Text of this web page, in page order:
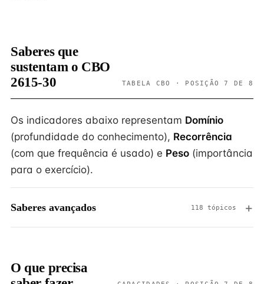
Saberes que
sustentam o CBO
2615-30
TABELA CBO · POSIÇÃO 7 DE 8
Os indicadores abaixo representam Domínio
(profundidade do conhecimento), Recorrência
(com que frequência é usado) e Peso (importância
para o exercício).
Saberes avançados 118 tópicos
O que precisa